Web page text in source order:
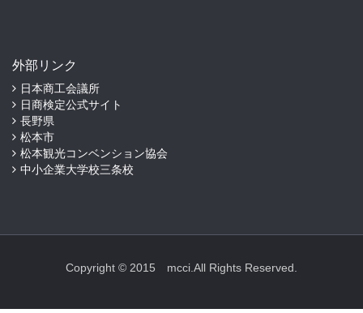
外部リンク
日本商工会議所
日商検定公式サイト
長野県
松本市
松本観光コンベンション協会
中小企業大学校三条校
Copyright © 2015 mcci.All Rights Reserved.